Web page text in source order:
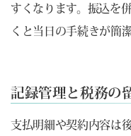
すくなります。振込を
くと当日の手続きが簡潔
記録管理と税務の
支払明細や契約内容は